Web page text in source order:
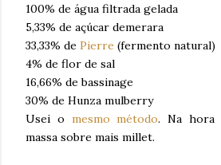
100% de água filtrada gelada
5,33% de açúcar demerara
33,33% de Pierre (fermento natural)
4% de flor de sal
16,66% de bassinage
30% de Hunza mulberry
Usei o mesmo método. Na hora
massa sobre mais millet.